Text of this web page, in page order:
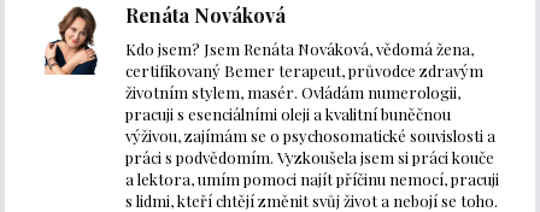
Renáta Nováková
Kdo jsem? Jsem Renáta Nováková, vědomá žena,
certifikovaný Bemer terapeut, průvodce zdravým
životním stylem, masér. Ovládám numerologii,
pracuji s esenciálními oleji a kvalitní buněčnou
výživou, zajímám se o psychosomatické souvislosti a
práci s podvědomím. Vyzkoušela jsem si práci kouče
a lektora, umím pomoci najít příčinu nemocí, pracuji
s lidmi, kteří chtějí změnit svůj život a nebojí se toho.